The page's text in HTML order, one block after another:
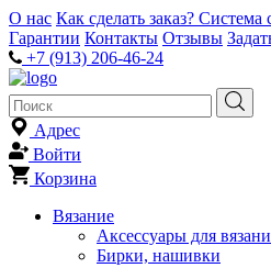
О нас Как сделать заказ? Система
Гарантии Контакты Отзывы
+7 (913) 206-46-24
Адрес
Войти
Корзина
Вязание
Аксессуары для
Бирки, нашивки